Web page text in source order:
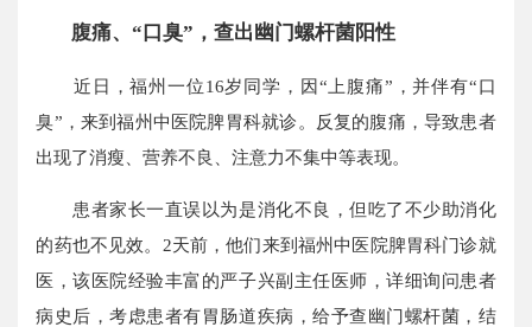
腹痛、“口臭”，查出幽门螺杆菌阳性
近日，福州一位16岁同学，因“上腹痛”，并伴有“口
臭”，来到福州中医院脾胃科就诊。反复的腹痛，导致患者
出现了消瘦、营养不良、注意力不集中等表现。
患者家长一直误以为是消化不良，但吃了不少助消化
的药也不见效。2天前，他们来到福州中医院脾胃科门诊就
医，该医院经验丰富的严子兴副主任医师，详细询问患者
病史后，考虑患者有胃肠道疾病，给予查幽门螺杆菌，结